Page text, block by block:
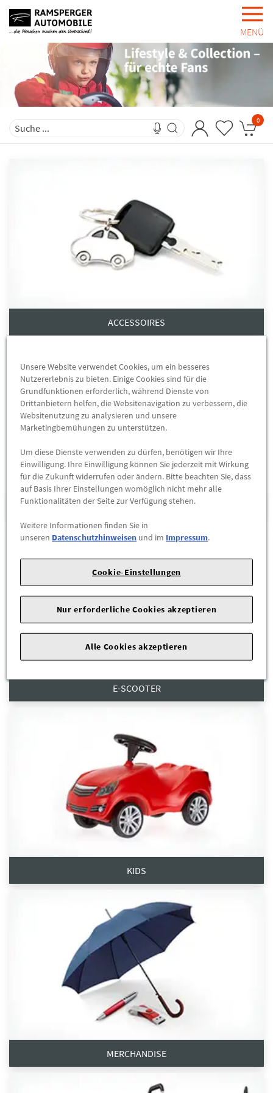
MENÜ
0
ACCESSOIRES
BEKLEIDUNG
E-SCOOTER
KIDS
MERCHANDISE
Unsere Website verwendet Cookies, um ein besseres
Nutzererlebnis zu bieten. Einige Cookies sind für die
Grundfunktionen erforderlich, während Dienste von
Drittanbietern helfen, die Websitenavigation zu verbessern, die
Websitenutzung zu analysieren und unsere
Marketingbemühungen zu unterstützen.
Um diese Dienste verwenden zu dürfen, benötigen wir Ihre
Einwilligung. Ihre Einwilligung können Sie jederzeit mit Wirkung
für die Zukunft widerrufen oder ändern. Bitte beachten Sie, dass
auf Basis Ihrer Einstellungen womöglich nicht mehr alle
Funktionalitäten der Seite zur Verfügung stehen.
Weitere Informationen finden Sie in
unseren Datenschutzhinweisen und im Impressum.
Cookie-Einstellungen
Nur erforderliche Cookies akzeptieren
Alle Cookies akzeptieren